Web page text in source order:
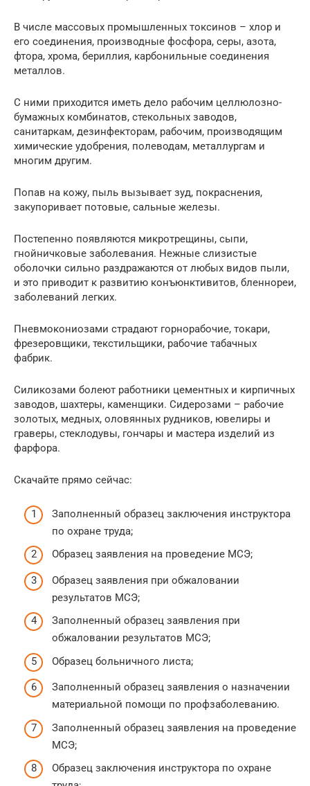
В числе массовых промышленных токсинов – хлор и
его соединения, производные фосфора, серы, азота,
фтора, хрома, бериллия, карбонильные соединения
металлов.
С ними приходится иметь дело рабочим целлюлозно-
бумажных комбинатов, стекольных заводов,
санитаркам, дезинфекторам, рабочим, производящим
химические удобрения, полеводам, металлургам и
многим другим.
Попав на кожу, пыль вызывает зуд, покраснения,
закупоривает потовые, сальные железы.
Постепенно появляются микротрещины, сыпи,
гнойничковые заболевания. Нежные слизистые
оболочки сильно раздражаются от любых видов пыли,
и это приводит к развитию конъюнктивитов, бленнореи,
заболеваний легких.
Пневмокониозами страдают горнорабочие, токари,
фрезеровщики, текстильщики, рабочие табачных
фабрик.
Силикозами болеют работники цементных и кирпичных
заводов, шахтеры, каменщики. Сидерозами – рабочие
золотых, медных, оловянных рудников, ювелиры и
граверы, стеклодувы, гончары и мастера изделий из
фарфора.
Скачайте прямо сейчас:
Заполненный образец заключения инструктора
по охране труда;
Образец заявления на проведение МСЭ;
Образец заявления при обжаловании
результатов МСЭ;
Заполненный образец заявления при
обжаловании результатов МСЭ;
Образец больничного листа;
Заполненный образец заявления о назначении
материальной помощи по профзаболеванию.
Заполненный образец заявления на проведение
МСЭ;
Образец заключения инструктора по охране